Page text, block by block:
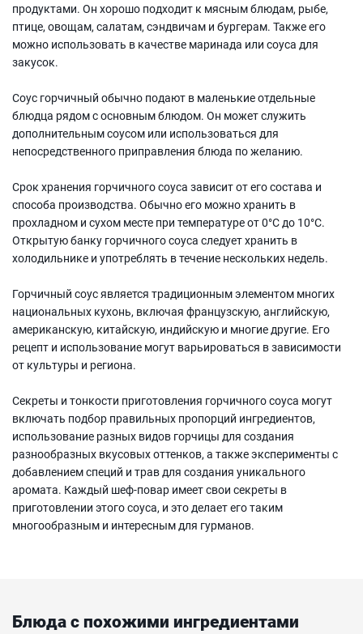
продуктами. Он хорошо подходит к мясным блюдам, рыбе,
птице, овощам, салатам, сэндвичам и бургерам. Также его
можно использовать в качестве маринада или соуса для
закусок.
Соус горчичный обычно подают в маленькие отдельные
блюдца рядом с основным блюдом. Он может служить
дополнительным соусом или использоваться для
непосредственного приправления блюда по желанию.
Срок хранения горчичного соуса зависит от его состава и
способа производства. Обычно его можно хранить в
прохладном и сухом месте при температуре от 0°C до 10°C.
Открытую банку горчичного соуса следует хранить в
холодильнике и употреблять в течение нескольких недель.
Горчичный соус является традиционным элементом многих
национальных кухонь, включая французскую, английскую,
американскую, китайскую, индийскую и многие другие. Его
рецепт и использование могут варьироваться в зависимости
от культуры и региона.
Секреты и тонкости приготовления горчичного соуса могут
включать подбор правильных пропорций ингредиентов,
использование разных видов горчицы для создания
разнообразных вкусовых оттенков, а также эксперименты с
добавлением специй и трав для создания уникального
аромата. Каждый шеф-повар имеет свои секреты в
приготовлении этого соуса, и это делает его таким
многообразным и интересным для гурманов.
Блюда с похожими ингредиентами